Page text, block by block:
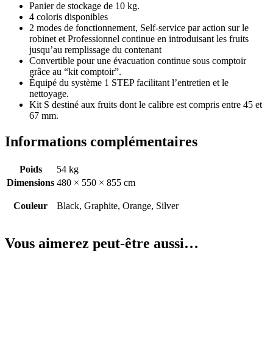
Panier de stockage de 10 kg.
4 coloris disponibles
2 modes de fonctionnement, Self-service par action sur le
robinet et Professionnel continue en introduisant les fruits
jusqu’au remplissage du contenant
Convertible pour une évacuation continue sous comptoir
grâce au “kit comptoir”.
Équipé du système 1 STEP facilitant l’entretien et le
nettoyage.
Kit S destiné aux fruits dont le calibre est compris entre 45 et
67 mm.
Informations complémentaires
Poids
54 kg
Dimensions 480 × 550 × 855 cm
Couleur Black, Graphite, Orange, Silver
Vous aimerez peut-être aussi…